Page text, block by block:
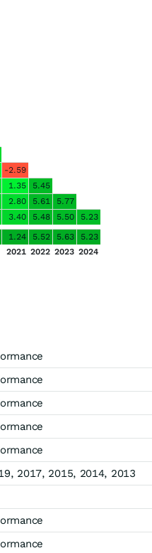
-2.59
1.35
5.45
2.80 5.61
5.77
3.40 5.48 5.50
5.23
1.24 5.52 5.63
5.23
2021 2022 2023 2024
2017, 2015, 2014, 2013